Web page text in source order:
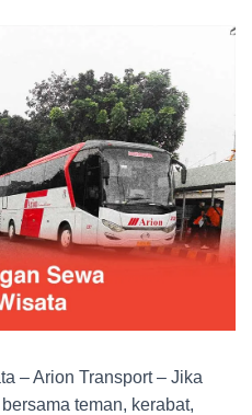
– Arion Transport – Jika
teman, kerabat,